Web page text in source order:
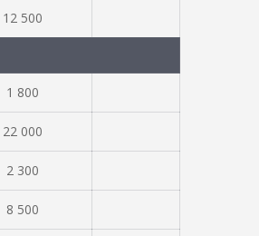
12 500
1 800
22 000
2 300
8 500